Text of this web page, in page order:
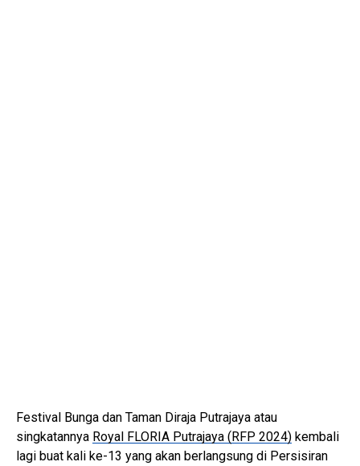
Festival Bunga dan Taman Diraja Putrajaya atau
singkatannya Royal FLORIA Putrajaya (RFP 2024) kembali
lagi buat kali ke-13 yang akan berlangsung di Persisiran